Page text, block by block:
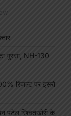
गुस्सा, NH-130
रिजल्ट पर इसरो
पटेल रिश्वतखोरी के